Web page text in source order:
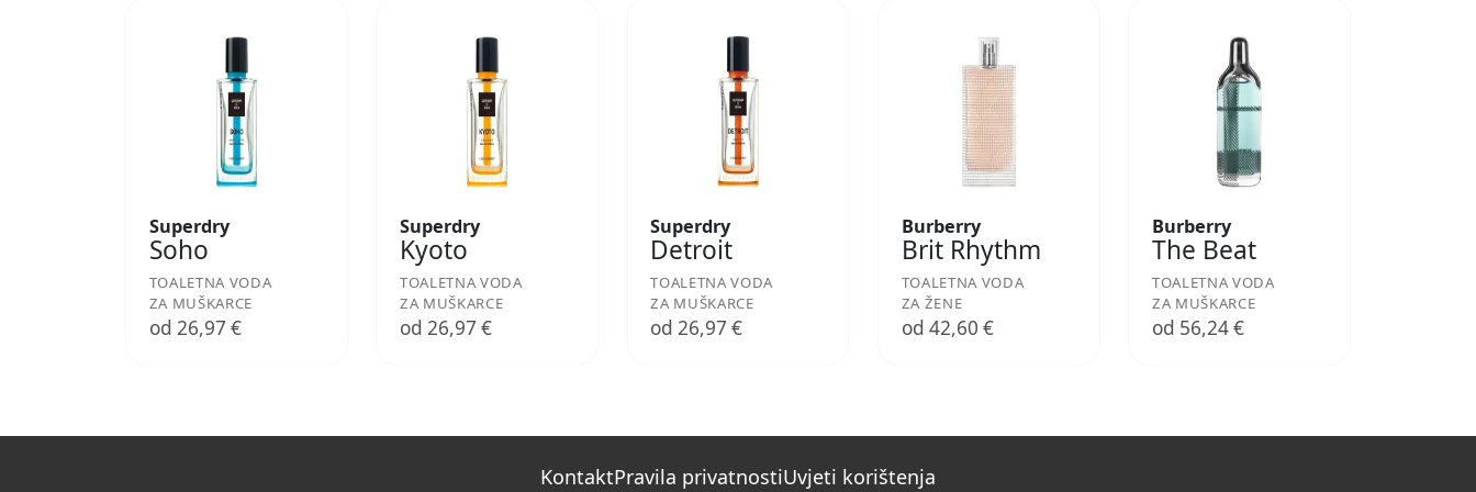
Superdry
Soho
TOALETNA VODA
ZA MUŠKARCE
od 26,97 €
Superdry
Kyoto
TOALETNA VODA
ZA MUŠKARCE
od 26,97 €
Superdry
Detroit
TOALETNA VODA
ZA MUŠKARCE
od 26,97 €
Burberry
Brit Rhythm
TOALETNA VODA
ZA ŽENE
od 42,60 €
Burberry
The Beat
TOALETNA VODA
ZA MUŠKARCE
od 56,24 €
KontaktPravila privatnostiUvjeti korištenja